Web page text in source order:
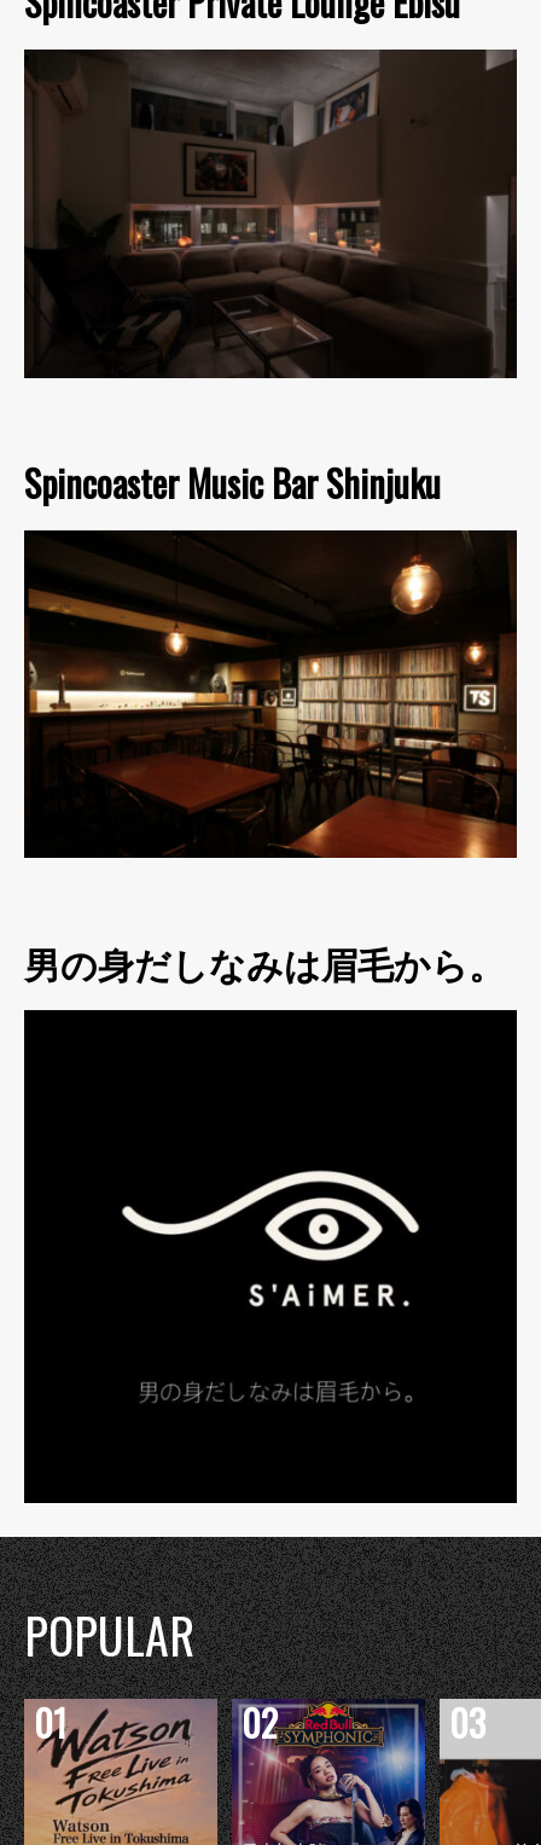
Spincoaster Music Bar Shinjuku
男の身だしなみは眉毛から。
POPULAR